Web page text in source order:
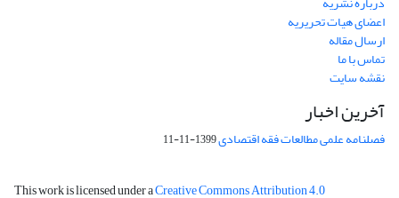
اعضای هیات تحریریه
ارسال مقاله
تماس با ما
نقشه سایت
آخرین اخبار
فصلنامه علمی مطالعات فقه اقتصادی1399-11-11
This work is licensed under aCreative Commons Attribution 4.0